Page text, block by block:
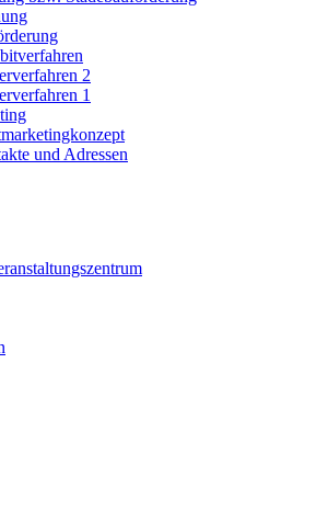
2
1
und Adressen